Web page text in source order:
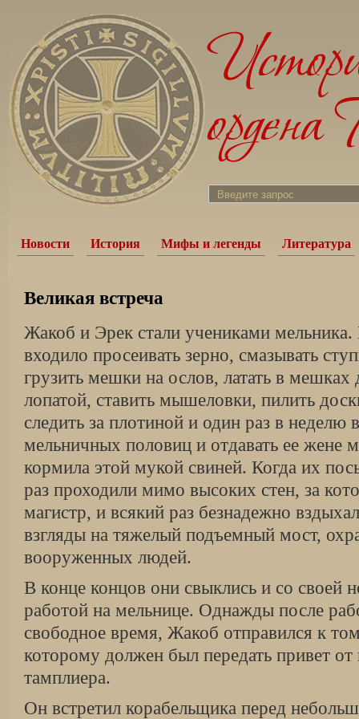
Новости История Мифы и легенды Литература
Великая встреча
Жакоб и Эрек стали учениками мельника.
входило просеивать зерно, смазывать
грузить мешки на ослов, латать в мешках
лопатой, ставить мышеловки, пилить
следить за плотиной и один раз в неделю
мельничных половиц и отдавать ее жене
кормила этой мукой свиней. Когда их
раз проходили мимо высоких стен, за
магистр, и всякий раз безнадежно
взгляды на тяжелый подъемный мост,
вооруженных людей.
В конце концов они свыклись и со своей
работой на мельнице. Однажды после
свободное время, Жакоб отправился к
которому должен был передать привет от
тамплиера.
Он встретил корабельщика перед